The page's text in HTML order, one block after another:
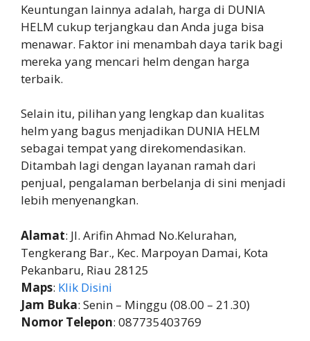
Keuntungan lainnya adalah, harga di DUNIA
HELM cukup terjangkau dan Anda juga bisa
menawar. Faktor ini menambah daya tarik bagi
mereka yang mencari helm dengan harga
terbaik.
Selain itu, pilihan yang lengkap dan kualitas
helm yang bagus menjadikan DUNIA HELM
sebagai tempat yang direkomendasikan.
Ditambah lagi dengan layanan ramah dari
penjual, pengalaman berbelanja di sini menjadi
lebih menyenangkan.
Alamat: Jl. Arifin Ahmad No.Kelurahan,
Tengkerang Bar., Kec. Marpoyan Damai, Kota
Pekanbaru, Riau 28125
Maps: Klik Disini
Jam Buka: Senin – Minggu (08.00 – 21.30)
Nomor Telepon: 087735403769